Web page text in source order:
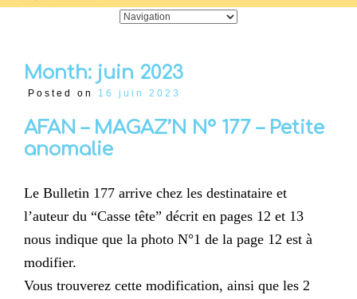
Month: juin 2023
Posted on 16 juin 2023
AFAN – MAGAZ’N N° 177 – Petite
anomalie
Le Bulletin 177 arrive chez les destinataire et
l’auteur du “Casse tête” décrit en pages 12 et 13
nous indique que la photo N°1 de la page 12 est à
modifier.
Vous trouverez cette modification, ainsi que les 2